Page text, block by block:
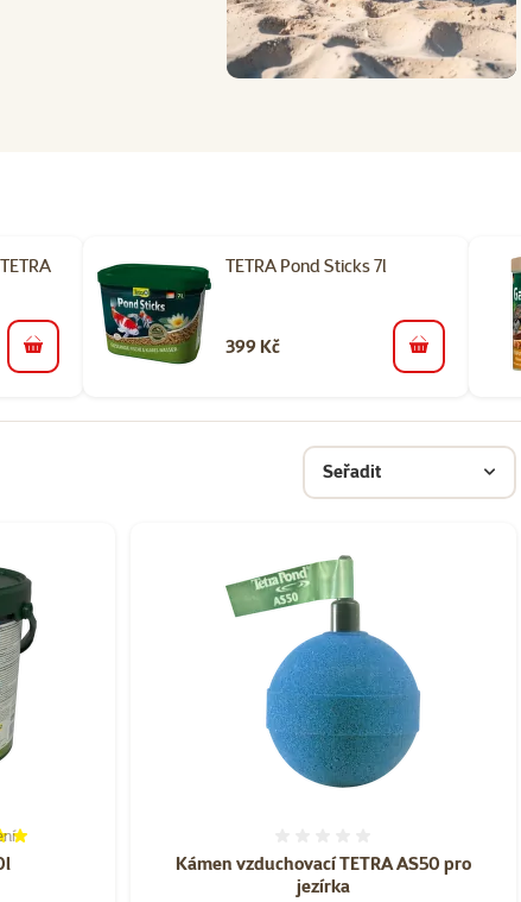
do košíku
TETRA Pond Sticks 7l
399 Kč do košíku
Seřadit
100%, počet hodnocení: 1
Kámen vzduchovací TETRA AS50 pro
jezírka